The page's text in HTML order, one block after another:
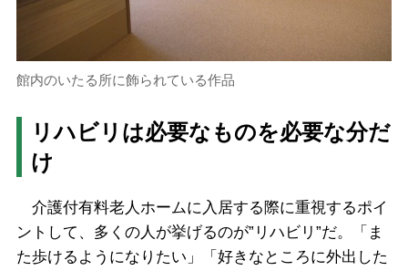
館内のいたる所に飾られている作品
リハビリは必要なものを必要な分だ
け
介護付有料老人ホームに入居する際に重視するポイ
ントして、多くの人が挙げるのが”リハビリ”だ。「ま
た歩けるようになりたい」「好きなところに外出した